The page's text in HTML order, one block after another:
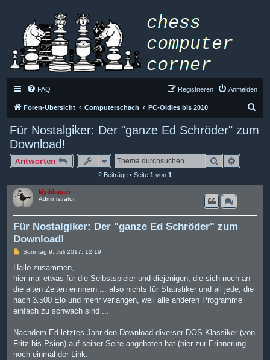
FAQ Anmelden
Registrieren
Foren-Übersicht Computerschach PC-Oldies bis 2010
c
Für Nostalgiker: Der "ganze Ed Schröder" zum
Download!
Antworten Suche
2 Beiträge • Seite 1 von 1
Mythbuster
Administrator
Für Nostalgiker: Der "ganze Ed Schröder" zum
Download!
B
i
r
a
Sonntag 9. Juli 2017, 12:19
Hallo zusammen,
hier mal etwas für die Selbstspieler und diejenigen, die sich noch an
die alten Zeiten erinnern ... also nichts für Statistiker und all jede, die
nach 3.500 Elo und mehr verlangen, weil alle anderen Programme
einfach zu schwach sind ...
Nachdem Ed letztes Jahr den Download diverser DOS Klassiker (von
Fritz bis Psion) auf seiner Seite angeboten hat (hier zur Erinnerung
noch einmal der Link: